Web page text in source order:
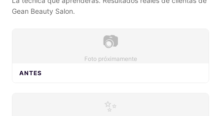
Gean Beauty Salon.
📷
Foto próximamente
ANTES
✨